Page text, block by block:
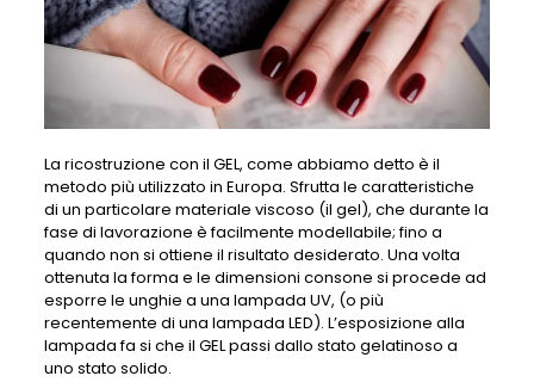
La ricostruzione con il GEL, come abbiamo detto è il
metodo più utilizzato in Europa. Sfrutta le caratteristiche
di un particolare materiale viscoso (il gel), che durante la
fase di lavorazione è facilmente modellabile; fino a
quando non si ottiene il risultato desiderato. Una volta
ottenuta la forma e le dimensioni consone si procede ad
esporre le unghie a una lampada UV, (o più
recentemente di una lampada LED). L’esposizione alla
lampada fa si che il GEL passi dallo stato gelatinoso a
uno stato solido.